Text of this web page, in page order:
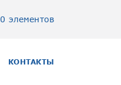
0 элементов
КОНТАКТЫ